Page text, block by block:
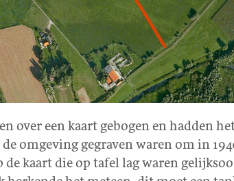
over een kaart gebogen en hadden
omgeving gegraven waren om in
de kaart die op tafel lag waren